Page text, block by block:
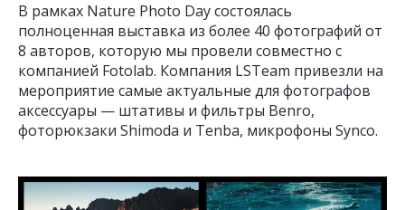
В рамках Nature Photo Day состоялась
полноценная выставка из более 40 фотографий от
8 авторов, которую мы провели совместно с
компанией Fotolab. Компания LSTeam привезли на
мероприятие самые актуальные для фотографов
аксессуары — штативы и фильтры Benro,
фоторюкзаки Shimoda и Tenba, микрофоны Synco.